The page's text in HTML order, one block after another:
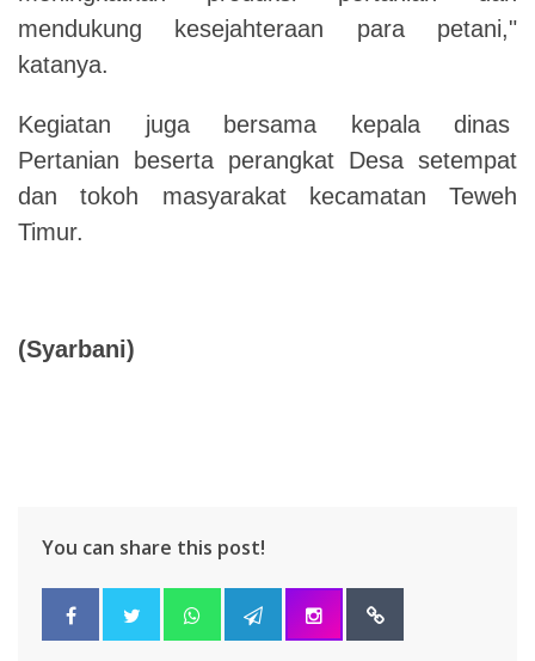
mendukung kesejahteraan para petani,"
katanya.
Kegiatan juga bersama kepala dinas
Pertanian beserta perangkat Desa setempat
dan tokoh masyarakat kecamatan Teweh
Timur.
(Syarbani)
You can share this post!